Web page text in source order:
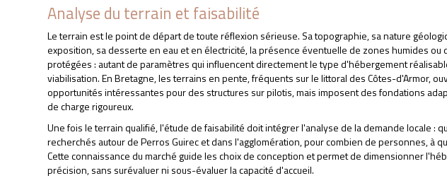
Analyse du terrain et faisabilité
Le terrain est le point de départ de toute réflexion sérieuse. Sa topographie, sa nature
exposition, sa desserte en eau et en électricité, la présence éventuelle de zones humides ou
protégées : autant de paramètres qui influencent directement le type d'hébergement
viabilisation. En Bretagne, les terrains en pente, fréquents sur le littoral des Côtes-d'Armor,
opportunités intéressantes pour des structures sur pilotis, mais imposent des fondations
de charge rigoureux.
Une fois le terrain qualifié, l'étude de faisabilité doit intégrer l'analyse de la demande locale :
recherchés autour de Perros Guirec et dans l'agglomération, pour combien de personnes, à
Cette connaissance du marché guide les choix de conception et permet de dimensionner
précision, sans surévaluer ni sous-évaluer la capacité d'accueil.